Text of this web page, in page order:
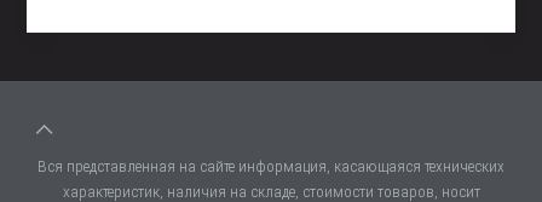
Вся представленная на сайте информация, касающаяся технических
характеристик, наличия на складе, стоимости товаров, носит